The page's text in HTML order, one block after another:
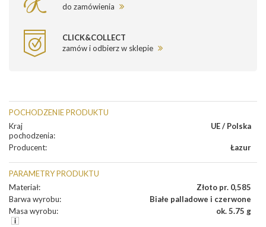
do zamówienia
CLICK&COLLECT
zamów i odbierz w sklepie
POCHODZENIE PRODUKTU
Kraj
pochodzenia:
UE / Polska
Producent: Łazur
PARAMETRY PRODUKTU
Materiał:
Złoto pr. 0,585
Barwa wyrobu:
Białe palladowe i czerwone
Masa wyrobu: ok. 5.75 g